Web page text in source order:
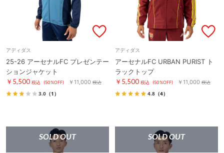
アディダス
25-26 アーセナルFC プレゼンテー
ションジャケット
￥5,500 税込 (50%OFF) ￥11,000 税込
3.0 （1）
アディダス
アーセナルFC URBAN PURIST ト
ラックトップ
￥5,500 税込 (50%OFF) ￥11,000 税込
4.8 （4）
SOLD OUT SOLD OUT